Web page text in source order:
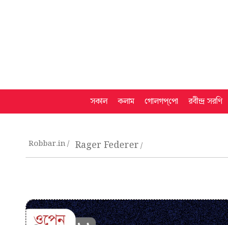
সকাল কলাম গোলগপ্‌পো রবীন্দ্র সরণি
Robbar.in Rager Federer